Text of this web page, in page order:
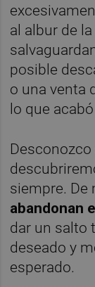
al albur de
posible
o una venta
lo que
siempre. De
abandonan
dar un salto
deseado y
esperado.